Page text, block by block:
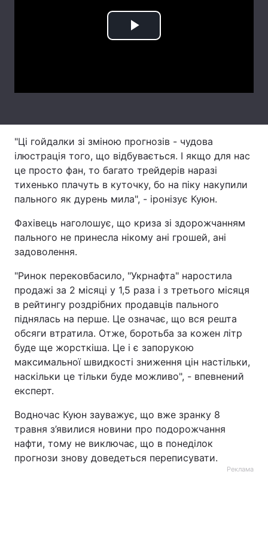
Тема оформлення
Play
"Ці гойдалки зі зміною прогнозів - чудова
ілюстрація того, що відбувається. І якщо для нас
це просто фан, то багато трейдерів наразі
тихенько плачуть в куточку, бо на піку накупили
пального як дурень мила", - іронізує Куюн.
Фахівець наголошує, що криза зі здорожчанням
пального не принесла нікому ані грошей, ані
задоволення.
"Ринок перековбасило, "Укрнафта" наростила
продажі за 2 місяці у 1,5 раза і з третього місяця
в рейтингу роздрібних продавців пального
піднялась на перше. Це означає, що вся решта
обсяги втратила. Отже, боротьба за кожен літр
буде ще жорсткіша. Це і є запорукою
максимальної швидкості зниження цін настільки,
наскільки це тільки буде можливо", - впевнений
експерт.
Водночас Куюн зауважує, що вже зранку 8
травня з’явилися новини про подорожчання
нафти, тому не виключає, що в понеділок
прогнози знову доведеться переписувати.
Реклама